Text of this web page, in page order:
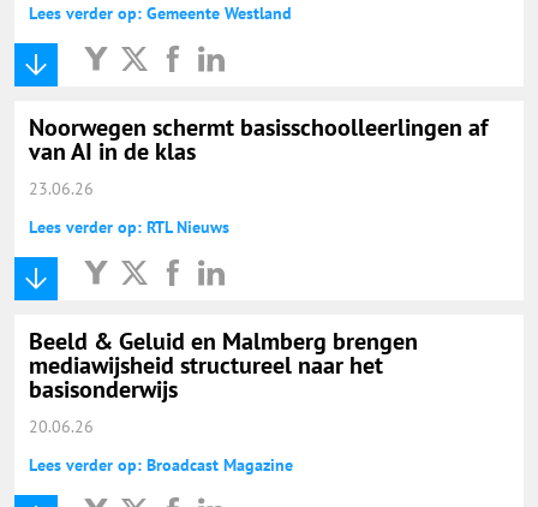
Lees verder op: Gemeente Westland
Noorwegen schermt basisschoolleerlingen af
van AI in de klas
23.06.26
Lees verder op: RTL Nieuws
Beeld & Geluid en Malmberg brengen
mediawijsheid structureel naar het
basisonderwijs
20.06.26
Lees verder op: Broadcast Magazine